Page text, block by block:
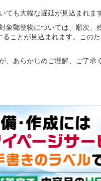
ても大幅な遅延が見込まれま
象郵便物については、順次
ことが見込まれます。この
、あらかじめご理解、ご了